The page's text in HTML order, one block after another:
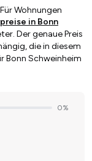
Wohnungen
in Bonn
Der genaue Preis
die in diesem
Bonn Schweinheim